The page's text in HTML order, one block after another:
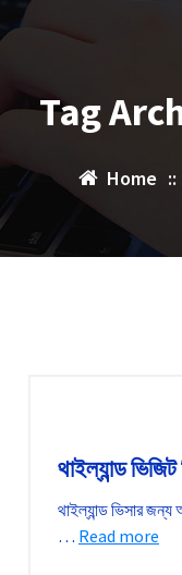
Tag
Home ::
থাইল্যান্ড
থাইল্যান্ড ভিসার জন্য
… Read more